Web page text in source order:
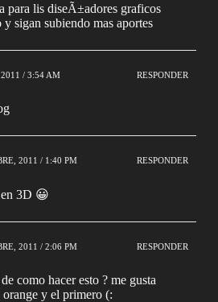
para lis diseÃ±adores graficos
y sigan subiendo mas aportes
/ 3:54 AM RESPONDER
2011 / 1:40 PM RESPONDER
3D 😀
2011 / 2:06 PM RESPONDER
como hacer esto ? me gusta
y el primero (: